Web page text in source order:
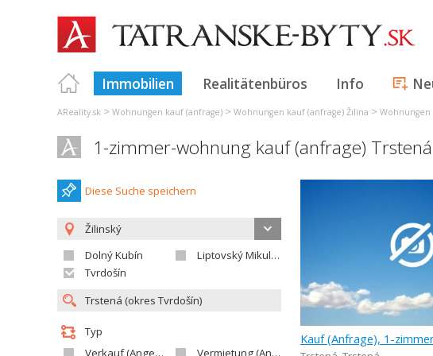
Immobilien Realitätenbüros Info
AReality.sk > Wohnungen kauf (anfrage) > Wohnungen kauf (anfrage) Žilina > Wohnungen
1-zimmer-wohnung kauf (anfrage) Trstená
Diese Suche speichern
Žilinský
Dolný Kubín
Liptovský Mikuláš
Tvrdošín
Typ
Verkauf (Angebot)
Vermietung (Angebot)